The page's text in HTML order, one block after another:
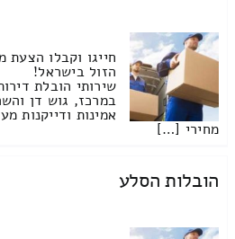
חייגו וקבלו
הזול בישראל!
שירותי הובלת
במרכז, גוש דן
אמינות ודייקנות
מחירי […]
הובלות הסלע